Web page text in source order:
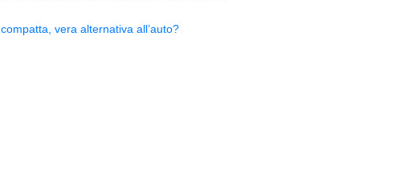
vera alternativa all’auto?